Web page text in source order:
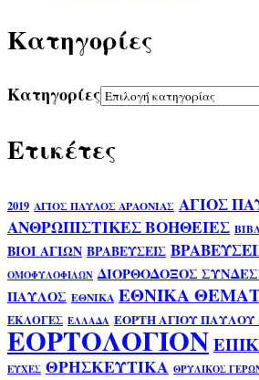
Kατηγορίες
Kατηγορίες
Ετικέτες
2019 ΑΓΙΟΣ ΠΑΥΛΟΣ ΑΡΑΟΝΙΑΣ ΑΓΙΟΣ
ΑΝΘΡΩΠΙΣΤΙΚΕΣ ΒΟΗΘΕΙΕΣ
ΒΙΟΙ ΑΓΙΩΝ ΒΡΑΒΕΥΣΕΙΣ
ΟΜΟΦΥΛΟΦΙΛΩΝ ΔΙΟΡΘΟΔΟΞΟΣ
ΠΑΥΛΟΣ ΕΘΝΙΚΑ ΕΘΝΙΚΑ
ΕΚΛΟΓΕΣ ΕΛΛΑΔΑ ΕΟΡΤΗ ΑΓΙΟΥ ΠΑΥΛΟΥ
ΕΟΡΤΟΛΟΓΙΟΝ
ΕΥΧΕΣ ΘΡΗΣΚΕΥΤΙΚΑ ΘΡΥΛΙΚΟΣ